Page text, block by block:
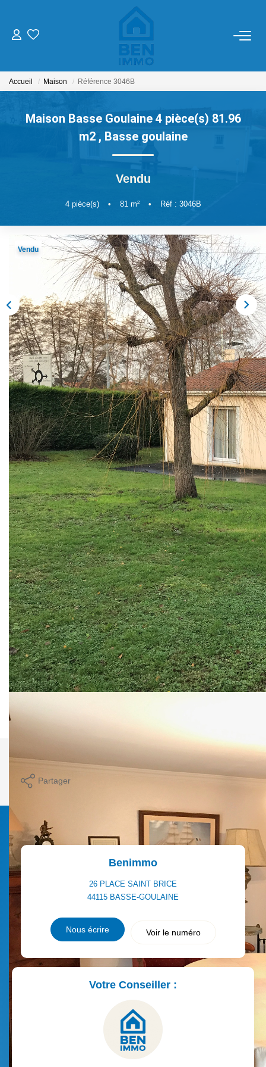
ACHETER
ESTIMER
CONTACT
Accueil Maison Référence 3046B
Maison Basse Goulaine 4 pièce(s) 81.96
m2 , Basse goulaine
Vendu
4pièce(s) • 81 m² • Réf : 3046B
Vendu
Description
Réf : 3046B
Située dans le bourg et au calme.
Maison de plain pied comprenant une grade pièce de vie de
45 m² environ avec cuisine aménagée et équipée ouverte
sur salon/séjour traversant, cheminée insert.
Un dégagement desservant 2 chambres sur parquet, salle
d'eau, wc.
Arrière cuisine + garage attenant.
Le tout sur un terrain clos et arboré de 944 m² sans vis-à-
vis.
COTE IMMOBILIER - BASSE GOULAINE
02.40.03.43.94
www.cote-immobilier.com
** €275 000 honoraires inclus|€265 000 hors honoraires|Honoraires : 3.77%
TTC à la charge de l'acquéreur
Partager
Benimmo
26 PLACE SAINT BRICE
44115 BASSE-GOULAINE
Nous écrire Voir le numéro
Votre Conseiller :